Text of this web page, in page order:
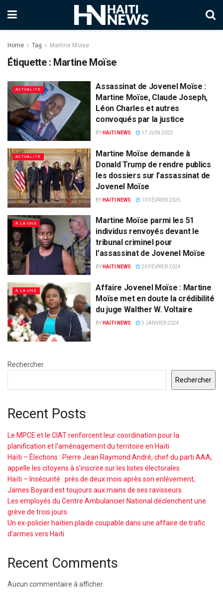
Home Tag Martine Moïse
Étiquette : Martine Moïse
ACTUALITÉ
Assassinat de Jovenel Moïse :
Martine Moïse, Claude Joseph,
Léon Charles et autres
convoqués par la justice
BY HAITI NEWS 17 JUIN 2025
ACTUALITÉ
Martine Moïse demande à
Donald Trump de rendre publics
les dossiers sur l’assassinat de
Jovenel Moïse
BY HAITI NEWS 10 FÉVRIER 2025
À LA UNE
Martine Moïse parmi les 51
individus renvoyés devant le
tribunal criminel pour
l’assassinat de Jovenel Moïse
BY HAITI NEWS 20 FÉVRIER 2024
À LA UNE
Affaire Jovenel Moïse : Martine
Moïse met en doute la crédibilité
du juge Walther W. Voltaire
BY HAITI NEWS 5 JANVIER 2024
Rechercher
Rechercher
Recent Posts
Le MPCE et le CIAT renforcent leur coordination pour la
planification et l’aménagement du territoire en Haïti
Haïti – Élections : Pierre Jean Raymond André, chef du parti AAA,
appelle les citoyens à s’inscrire sur les listes électorales
Haïti – Insécurité : près de deux mois après son enlèvement,
James Boyard est toujours aux mains de ses ravisseurs
Les employés du Centre Ambulancier National déclenchent une
grève de trois jours
Un ex-policier haïtien plaide coupable dans une affaire de trafic
d’armes vers Haïti
Recent Comments
Aucun commentaire à afficher.